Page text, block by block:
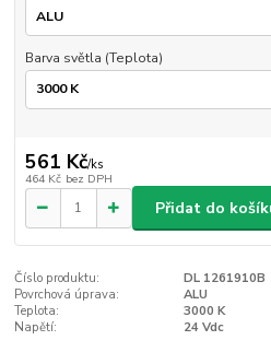
Barva světla (Teplota)
561 Kč/ks
464 Kč bez DPH
Přidat do
Číslo produktu:
DL 1261910B
Povrchová úprava:
ALU
Teplota:
3000 K
Napětí:
24 Vdc